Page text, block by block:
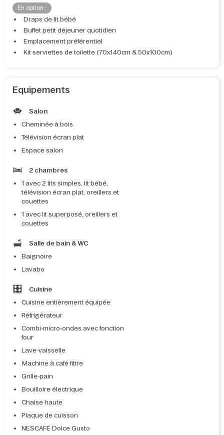
En option :
Draps de lit bébé
Buffet petit déjeuner quotidien
Emplacement préférentiel
Kit serviettes de toilette (70x140cm & 50x100cm)
Equipements
Salon
Cheminée à bois
Télévision écran plat
Espace salon
2 chambres
1 avec 2 lits simples, lit bébé,
télévision écran plat, oreillers et
couettes
1 avec lit superposé, oreillers et
couettes
Salle de bain & WC
Baignoire
Lavabo
Cuisine
Cuisine entièrement équipée
Réfrigérateur
Combi-micro-ondes avec fonction
four
Lave-vaisselle
Machine à café filtre
Grille-pain
Bouilloire électrique
Chaise haute
Plaque de cuisson
NESCAFÉ Dolce Gusto